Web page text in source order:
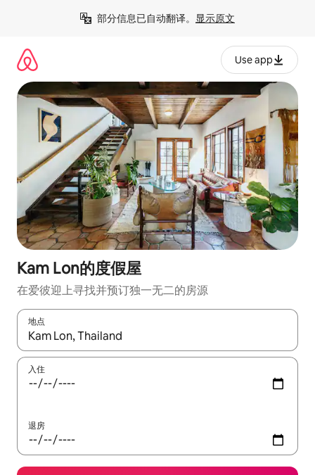
部分信息已自动翻译。 显示原文
Use app
Kam Lon的度假屋
在爱彼迎上寻找并预订独一无二的房源
地点
如有搜索结果，请使用上下方向键查看，或通过点击或滑动手势
入住
退房